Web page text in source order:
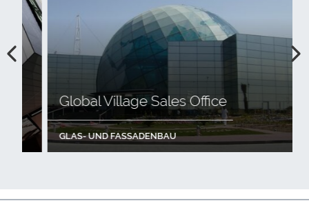
Global Village Sales Office
GLAS- UND FASSADENBAU